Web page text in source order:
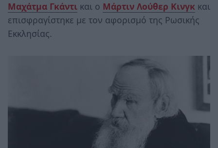
Μαχάτμα Γκάντι και ο Μάρτιν Λούθερ Κινγκ και
επισφραγίστηκε με τον αφορισμό της Ρωσικής
Εκκλησίας.